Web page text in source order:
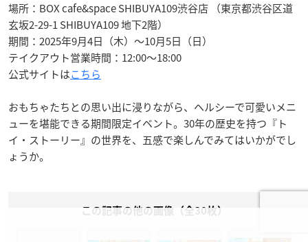
場所：BOX cafe&space SHIBUYA109渋谷店 （東京都渋谷区道
玄坂2-29-1 SHIBUYA109 地下2階）
期間：2025年9月4日（木）～10月5日（日）
テイクアウト営業時間：12:00～18:00
公式サイトはこちら
おもちゃたちとの思い出に浸りながら、ヘルシーで可愛いメニ
ューを堪能できる期間限定イベント。30年の歴史を持つ『ト
イ・ストーリー』の世界を、五感で楽しんでみてはいかがでし
ょうか。
この記事の他の画像（全30枚）